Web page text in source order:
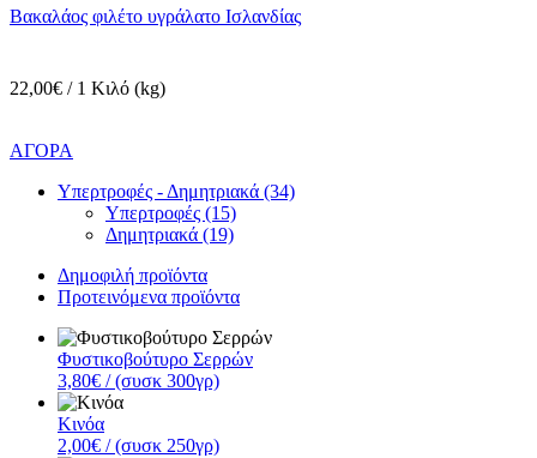
Βακαλάος φιλέτο υγράλατο Ισλανδίας
22,00€ / 1 Κιλό (kg)
ΑΓΟΡΑ
Υπερτροφές - Δημητριακά (34)
Υπερτροφές (15)
Δημητριακά (19)
Δημοφιλή προϊόντα
Προτεινόμενα προϊόντα
Φυστικοβούτυρο Σερρών
3,80€ / (συσκ 300γρ)
Κινόα
2,00€ / (συσκ 250γρ)